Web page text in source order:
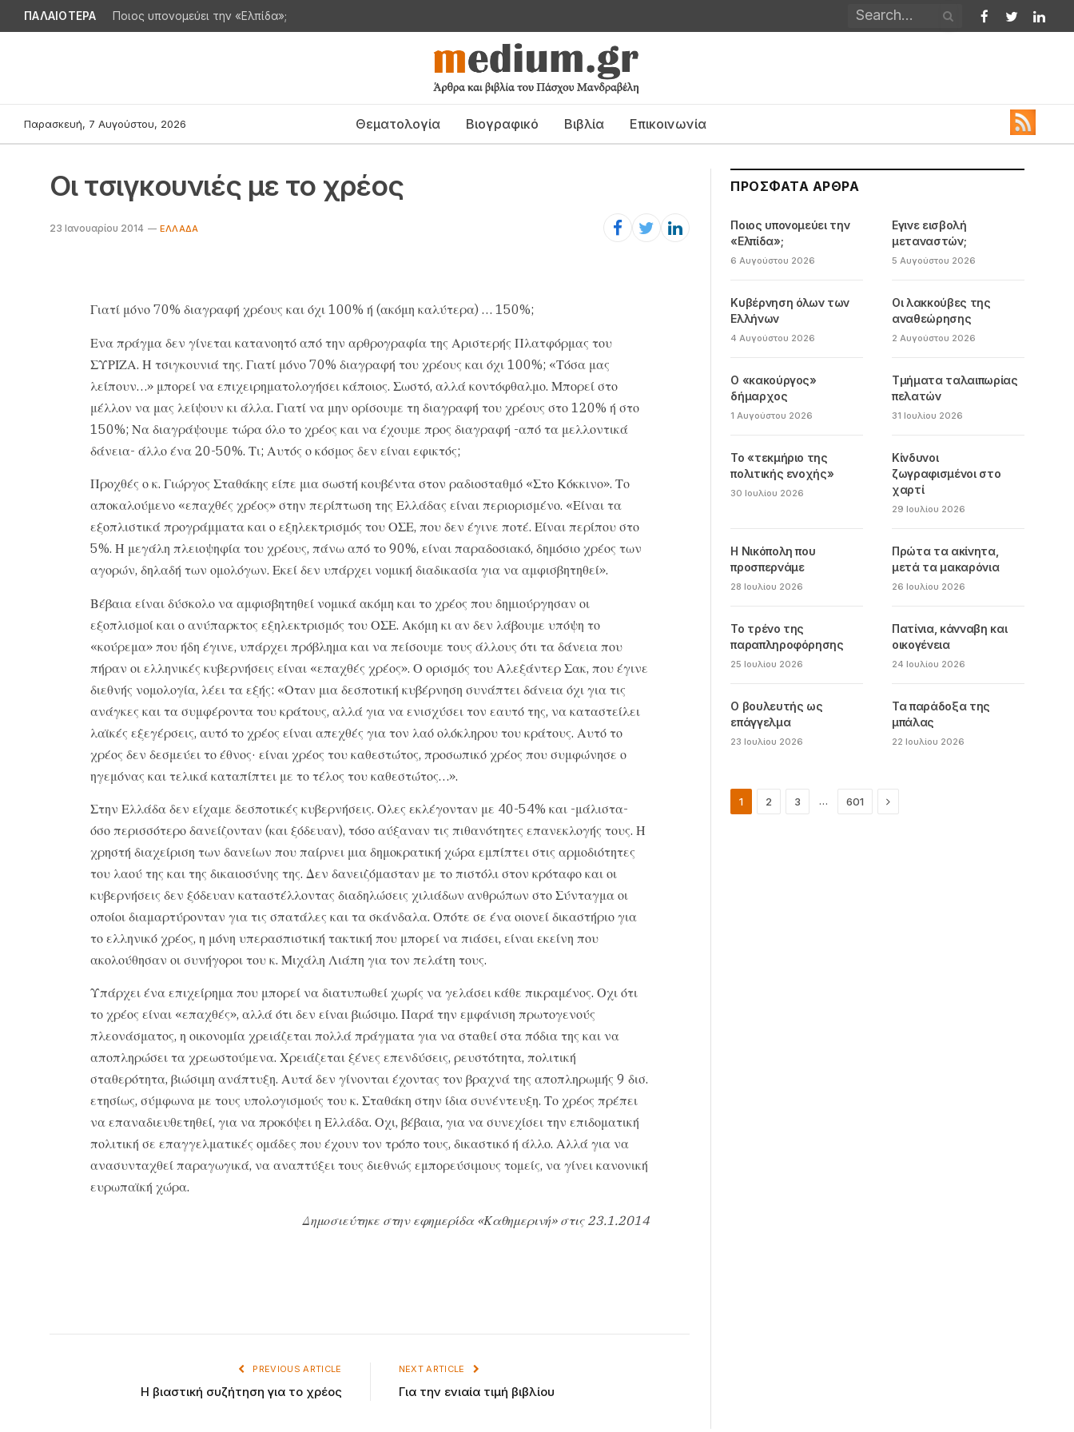
ΠΑΛΑΙΟΤΕΡΑ Ποιος υπονομεύει την «Ελπίδα»;
Facebook
Twitter
Παρασκευή, 7 Αυγούστου, 2026 Θεματολογία Βιογραφικό Βιβλία Επικοινωνία
Οι τσιγκουνιές με το χρέος
23 Ιανουαρίου 2014 EΛΛΆΔΑ
Γιατί μόνο 70% διαγραφή χρέους και όχι 100% ή (ακόμη καλύτερα) … 150%;
Ενα πράγμα δεν γίνεται κατανοητό από την αρθρογραφία της Αριστερής Πλατφόρμας του
ΣΥΡΙΖΑ. Η τσιγκουνιά της. Γιατί μόνο 70% διαγραφή του χρέους και όχι 100%; «Τόσα μας
λείπουν…» μπορεί να επιχειρηματολογήσει κάποιος. Σωστό, αλλά κοντόφθαλμο. Μπορεί στο
μέλλον να μας λείψουν κι άλλα. Γιατί να μην ορίσουμε τη διαγραφή του χρέους στο 120% ή στο
150%; Να διαγράψουμε τώρα όλο το χρέος και να έχουμε προς διαγραφή -από τα μελλοντικά
δάνεια- άλλο ένα 20-50%. Τι; Αυτός ο κόσμος δεν είναι εφικτός;
Προχθές ο κ. Γιώργος Σταθάκης είπε μια σωστή κουβέντα στον ραδιοσταθμό «Στο Κόκκινο». Το
αποκαλούμενο «επαχθές χρέος» στην περίπτωση της Ελλάδας είναι περιορισμένο. «Είναι τα
εξοπλιστικά προγράμματα και ο εξηλεκτρισμός του ΟΣΕ, που δεν έγινε ποτέ. Είναι περίπου στο
5%. Η μεγάλη πλειοψηφία του χρέους, πάνω από το 90%, είναι παραδοσιακό, δημόσιο χρέος των
αγορών, δηλαδή των ομολόγων. Εκεί δεν υπάρχει νομική διαδικασία για να αμφισβητηθεί».
Βέβαια είναι δύσκολο να αμφισβητηθεί νομικά ακόμη και το χρέος που δημιούργησαν οι
εξοπλισμοί και ο ανύπαρκτος εξηλεκτρισμός του ΟΣΕ. Ακόμη κι αν δεν λάβουμε υπόψη το
«κούρεμα» που ήδη έγινε, υπάρχει πρόβλημα και να πείσουμε τους άλλους ότι τα δάνεια που
πήραν οι ελληνικές κυβερνήσεις είναι «επαχθές χρέος». Ο ορισμός του Αλεξάντερ Σακ, που έγινε
διεθνής νομολογία, λέει τα εξής: «Οταν μια δεσποτική κυβέρνηση συνάπτει δάνεια όχι για τις
ανάγκες και τα συμφέροντα του κράτους, αλλά για να ενισχύσει τον εαυτό της, να καταστείλει
λαϊκές εξεγέρσεις, αυτό το χρέος είναι απεχθές για τον λαό ολόκληρου του κράτους. Αυτό το
χρέος δεν δεσμεύει το έθνος· είναι χρέος του καθεστώτος, προσωπικό χρέος που συμφώνησε ο
ηγεμόνας και τελικά καταπίπτει με το τέλος του καθεστώτος…».
Στην Ελλάδα δεν είχαμε δεσποτικές κυβερνήσεις. Ολες εκλέγονταν με 40-54% και -μάλιστα-
όσο περισσότερο δανείζονταν (και ξόδευαν), τόσο αύξαναν τις πιθανότητες επανεκλογής τους. Η
χρηστή διαχείριση των δανείων που παίρνει μια δημοκρατική χώρα εμπίπτει στις αρμοδιότητες
του λαού της και της δικαιοσύνης της. Δεν δανειζόμασταν με το πιστόλι στον κρόταφο και οι
κυβερνήσεις δεν ξόδευαν καταστέλλοντας διαδηλώσεις χιλιάδων ανθρώπων στο Σύνταγμα οι
οποίοι διαμαρτύρονταν για τις σπατάλες και τα σκάνδαλα. Οπότε σε ένα οιονεί δικαστήριο για
το ελληνικό χρέος, η μόνη υπερασπιστική τακτική που μπορεί να πιάσει, είναι εκείνη που
ακολούθησαν οι συνήγοροι του κ. Μιχάλη Λιάπη για τον πελάτη τους.
Υπάρχει ένα επιχείρημα που μπορεί να διατυπωθεί χωρίς να γελάσει κάθε πικραμένος. Οχι ότι
το χρέος είναι «επαχθές», αλλά ότι δεν είναι βιώσιμο. Παρά την εμφάνιση πρωτογενούς
πλεονάσματος, η οικονομία χρειάζεται πολλά πράγματα για να σταθεί στα πόδια της και να
αποπληρώσει τα χρεωστούμενα. Χρειάζεται ξένες επενδύσεις, ρευστότητα, πολιτική
σταθερότητα, βιώσιμη ανάπτυξη. Αυτά δεν γίνονται έχοντας τον βραχνά της αποπληρωμής 9 δισ.
ετησίως, σύμφωνα με τους υπολογισμούς του κ. Σταθάκη στην ίδια συνέντευξη. Το χρέος πρέπει
να επαναδιευθετηθεί, για να προκόψει η Ελλάδα. Οχι, βέβαια, για να συνεχίσει την επιδοματική
πολιτική σε επαγγελματικές ομάδες που έχουν τον τρόπο τους, δικαστικό ή άλλο. Αλλά για να
ανασυνταχθεί παραγωγικά, να αναπτύξει τους διεθνώς εμπορεύσιμους τομείς, να γίνει κανονική
ευρωπαϊκή χώρα.
Δημοσιεύτηκε στην εφημερίδα «Καθημερινή» στις 23.1.2014
PREVIOUS ARTICLE
Η βιαστική συζήτηση για το χρέος
NEXT ARTICLE
Για την ενιαία τιμή βιβλίου
ΠΡΌΣΦΑΤΑ ΆΡΘΡΑ
Ποιος υπονομεύει την
«Ελπίδα»;
6 Αυγούστου 2026
Εγινε εισβολή
μεταναστών;
5 Αυγούστου 2026
Κυβέρνηση όλων των
Ελλήνων
4 Αυγούστου 2026
Οι λακκούβες της
αναθεώρησης
2 Αυγούστου 2026
Ο «κακούργος»
δήμαρχος
1 Αυγούστου 2026
Τμήματα ταλαιπωρίας
πελατών
31 Ιουλίου 2026
Το «τεκμήριο της
πολιτικής ενοχής»
30 Ιουλίου 2026
Κίνδυνοι
ζωγραφισμένοι στο
χαρτί
29 Ιουλίου 2026
Η Νικόπολη που
προσπερνάμε
28 Ιουλίου 2026
Πρώτα τα ακίνητα,
μετά τα μακαρόνια
26 Ιουλίου 2026
Το τρένο της
παραπληροφόρησης
25 Ιουλίου 2026
Πατίνια, κάνναβη και
οικογένεια
24 Ιουλίου 2026
Ο βουλευτής ως
επάγγελμα
23 Ιουλίου 2026
Τα παράδοξα της
μπάλας
22 Ιουλίου 2026
1 2 3 … 601 Next